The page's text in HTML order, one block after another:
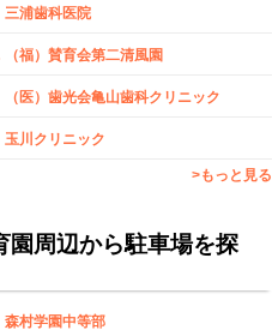
三浦歯科医院
（福）賛育会第二清風園
（医）歯光会亀山歯科クリニック
玉川クリニック
>もっと見る
園周辺から駐車場を探
森村学園中等部